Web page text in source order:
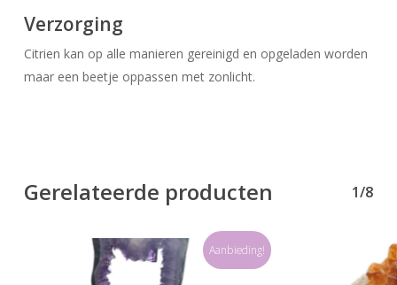
Verzorging
Citrien kan op alle manieren gereinigd en opgeladen worden
maar een beetje oppassen met zonlicht.
Gerelateerde producten 1/8
Aanbieding!